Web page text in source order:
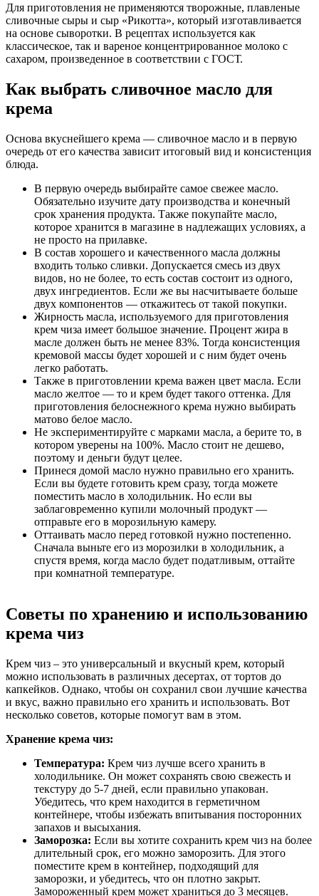
Для приготовления не применяются творожные, плавленые
сливочные сыры и сыр «Рикотта», который изготавливается
на основе сыворотки. В рецептах используется как
классическое, так и вареное концентрированное молоко с
сахаром, произведенное в соответствии с ГОСТ.
Как выбрать сливочное масло для
крема
Основа вкуснейшего крема — сливочное масло и в первую
очередь от его качества зависит итоговый вид и консистенция
блюда.
В первую очередь выбирайте самое свежее масло.
Обязательно изучите дату производства и конечный
срок хранения продукта. Также покупайте масло,
которое хранится в магазине в надлежащих условиях, а
не просто на прилавке.
В состав хорошего и качественного масла должны
входить только сливки. Допускается смесь из двух
видов, но не более, то есть состав состоит из одного,
двух ингредиентов. Если же вы насчитываете больше
двух компонентов — откажитесь от такой покупки.
Жирность масла, используемого для приготовления
крем чиза имеет большое значение. Процент жира в
масле должен быть не менее 83%. Тогда консистенция
кремовой массы будет хорошей и с ним будет очень
легко работать.
Также в приготовлении крема важен цвет масла. Если
масло желтое — то и крем будет такого оттенка. Для
приготовления белоснежного крема нужно выбирать
матово белое масло.
Не экспериментируйте с марками масла, а берите то, в
котором уверены на 100%. Масло стоит не дешево,
поэтому и деньги будут целее.
Принеся домой масло нужно правильно его хранить.
Если вы будете готовить крем сразу, тогда можете
поместить масло в холодильник. Но если вы
заблаговременно купили молочный продукт —
отправьте его в морозильную камеру.
Оттаивать масло перед готовкой нужно постепенно.
Сначала выньте его из морозилки в холодильник, а
спустя время, когда масло будет податливым, оттайте
при комнатной температуре.
Советы по хранению и использованию
крема чиз
Крем чиз – это универсальный и вкусный крем, который
можно использовать в различных десертах, от тортов до
капкейков. Однако, чтобы он сохранил свои лучшие качества
и вкус, важно правильно его хранить и использовать. Вот
несколько советов, которые помогут вам в этом.
Хранение крема чиз:
Температура: Крем чиз лучше всего хранить в
холодильнике. Он может сохранять свою свежесть и
текстуру до 5-7 дней, если правильно упакован.
Убедитесь, что крем находится в герметичном
контейнере, чтобы избежать впитывания посторонних
запахов и высыхания.
Заморозка: Если вы хотите сохранить крем чиз на более
длительный срок, его можно заморозить. Для этого
поместите крем в контейнер, подходящий для
заморозки, и убедитесь, что он плотно закрыт.
Замороженный крем может храниться до 3 месяцев.